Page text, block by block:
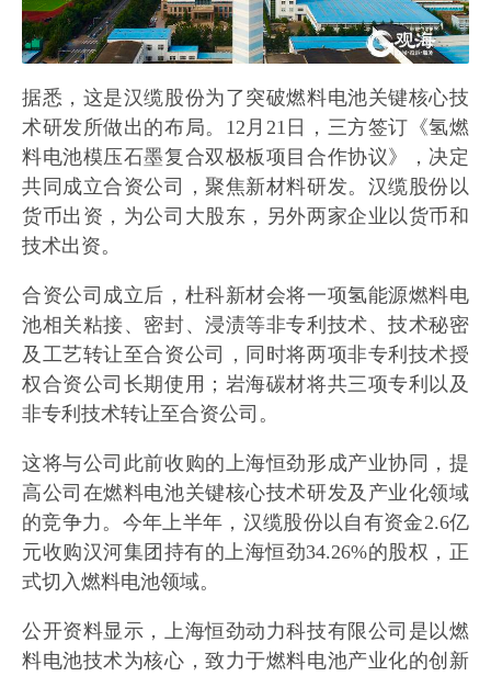
据悉，这是汉缆股份为了突破燃料电池关键核心技
术研发所做出的布局。12月21日，三方签订《氢燃
料电池模压石墨复合双极板项目合作协议》，决定
共同成立合资公司，聚焦新材料研发。汉缆股份以
货币出资，为公司大股东，另外两家企业以货币和
技术出资。
合资公司成立后，杜科新材会将一项氢能源燃料电
池相关粘接、密封、浸渍等非专利技术、技术秘密
及工艺转让至合资公司，同时将两项非专利技术授
权合资公司长期使用；岩海碳材将共三项专利以及
非专利技术转让至合资公司。
这将与公司此前收购的上海恒劲形成产业协同，提
高公司在燃料电池关键核心技术研发及产业化领域
的竞争力。今年上半年，汉缆股份以自有资金2.6亿
元收购汉河集团持有的上海恒劲34.26%的股权，正
式切入燃料电池领域。
公开资料显示，上海恒劲动力科技有限公司是以燃
料电池技术为核心，致力于燃料电池产业化的创新